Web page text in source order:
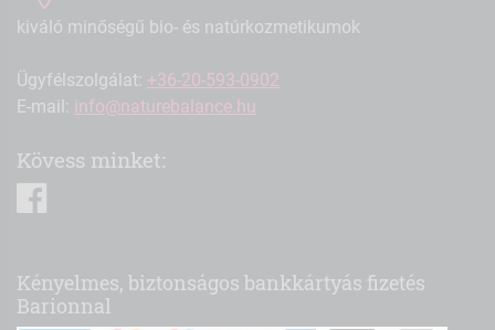
kiváló minőségű bio- és natúrkozmetikumok
Ügyfélszolgálat: +36-20-593-0902
E-mail: info@naturebalance.hu
Kövess minket:
Kényelmes, biztonságos bankkártyás fizetés
Barionnal